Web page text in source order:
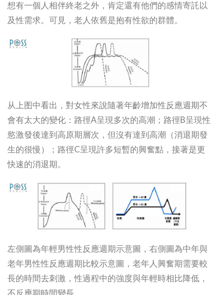
想有一個人相伴終老之外，肯定還有他們的感情寄託以
及性需求。可見，老人依舊是抱有性欲的群體。
从上图中看出，對女性來說隨著年齡增加性反應週期不
會有太大的變化：路徑A呈現多次的高潮；路徑B呈現性
慾激發後達到高原期層次，但沒有達到高潮（消退期發
生的很慢）；路徑C呈現許多短暫的興奮點，接著是更
快速的消退期。
左側圖為年輕男性性反應週期示意圖，右側圖為中年與
老年男性性反應週期比較示意圖，老年人興奮期需要較
長的時間去刺激，性過程中的強度與年輕時相比降低，
不反應期時間變長。